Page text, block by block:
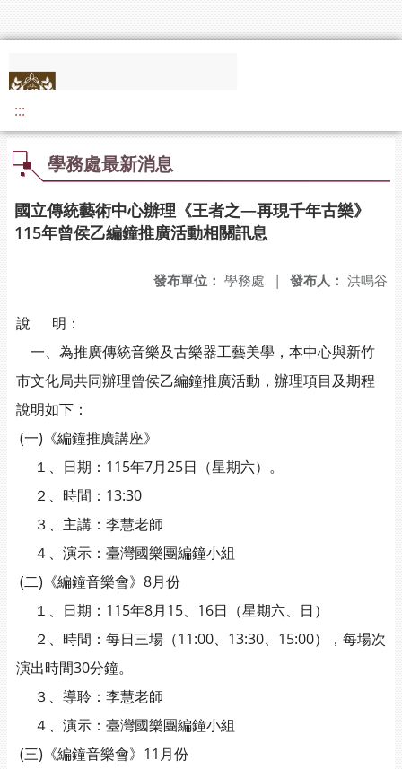
:::
學務處最新消息
國立傳統藝術中心辦理《王者之—再現千年古樂》
115年曾侯乙編鐘推廣活動相關訊息
發布人： 洪鳴谷
發布單位： 學務處 |
說 明：
一、為推廣傳統音樂及古樂器工藝美學，本中心與新竹
市文化局共同辦理曾侯乙編鐘推廣活動，辦理項目及期程
說明如下：
(一)《編鐘推廣講座》
１、日期：115年7月25日（星期六）。
２、時間：13:30
３、主講：李慧老師
４、演示：臺灣國樂團編鐘小組
(二)《編鐘音樂會》8月份
１、日期：115年8月15、16日（星期六、日）
２、時間：每日三場（11:00、13:30、15:00），每場次
演出時間30分鐘。
３、導聆：李慧老師
４、演示：臺灣國樂團編鐘小組
(三)《編鐘音樂會》11月份